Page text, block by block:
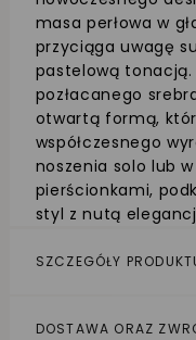
masa perłowa w
przyciąga uwagę
pastelową tonacją.
pozłacanego
otwartą formą,
współczesnego
noszenia solo lub
pierścionkami,
styl z nutą
SZCZEGÓŁY
DOSTAWA ORAZ